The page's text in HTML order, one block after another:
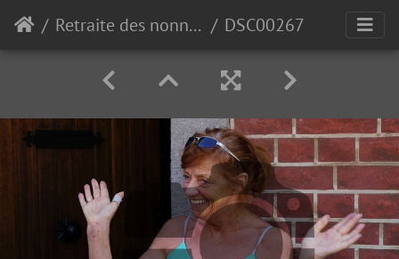
Retraite des nonnettes de Polleur 2018 DSC00267